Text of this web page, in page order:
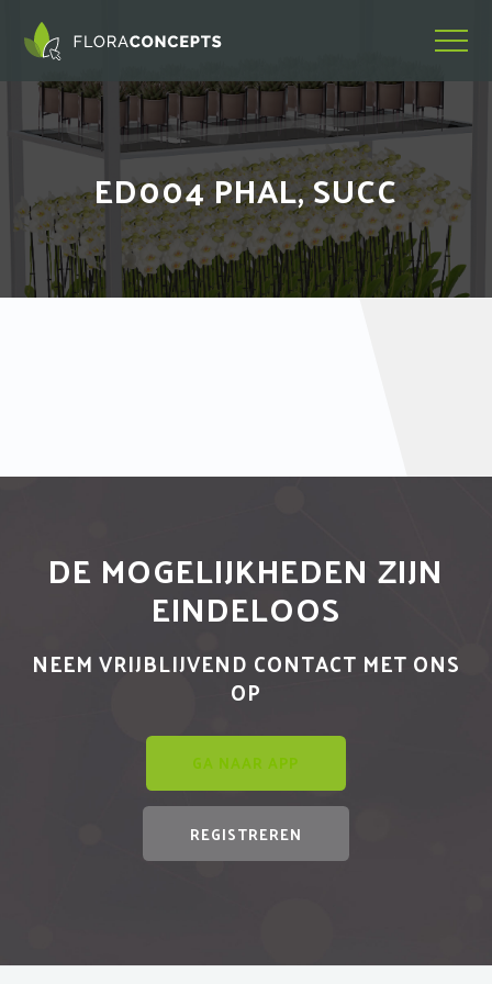
ED004 PHAL, SUCC
DE MOGELIJKHEDEN ZIJN
EINDELOOS
NEEM VRIJBLIJVEND CONTACT MET ONS
OP
GA NAAR APP
REGISTREREN